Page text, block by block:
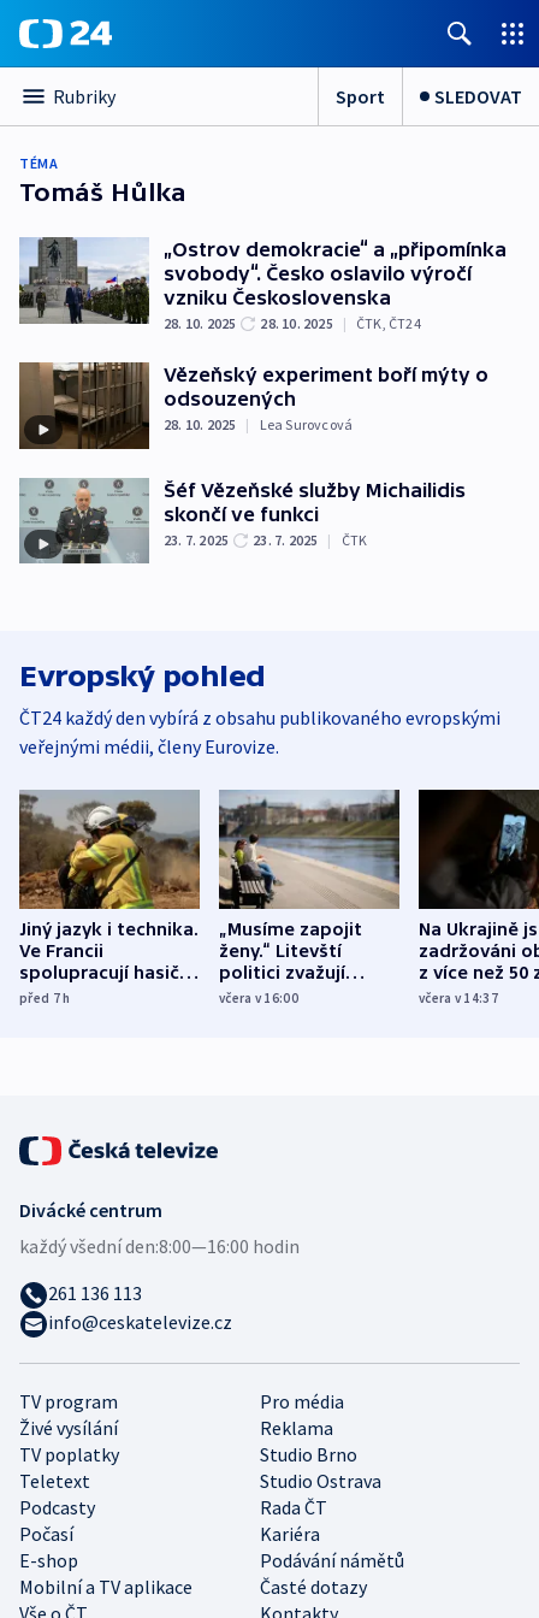
Rubriky Sport SLEDOVAT
TÉMA
Tomáš Hůlka
„Ostrov demokracie“ a „připomínka
svobody“. Česko oslavilo výročí
vzniku Československa
28. 10. 2025 28. 10. 2025 | ČTK, ČT24
Vězeňský experiment boří mýty o
odsouzených
28. 10. 2025 | Lea Surovcová
Šéf Vězeňské služby Michailidis
skončí ve funkci
23. 7. 2025 23. 7. 2025 | ČTK
Evropský pohled
ČT24 každý den vybírá z obsahu publikovaného evropskými
veřejnými médii, členy Eurovize.
Jiný jazyk i technika.
Ve Francii
spolupracují hasiči z
různých zemí
před 7h
„Musíme zapojit
ženy.“ Litevští
politici zvažují
dohodu o
včera v 16:00
Na Ukrajině
zadržováni
z více než 50
Bojovali na
včera v 14:37
TV program
Pro média
Živé vysílání
Reklama
TV poplatky
Studio Brno
Teletext
Studio Ostrava
Podcasty
Rada ČT
Počasí
Kariéra
E-shop
Podávání námětů
Mobilní a TV aplikace
Časté dotazy
Divácké centrum
každý všední den:8:00—16:00 hodin
261 136 113
info@ceskatelevize.cz